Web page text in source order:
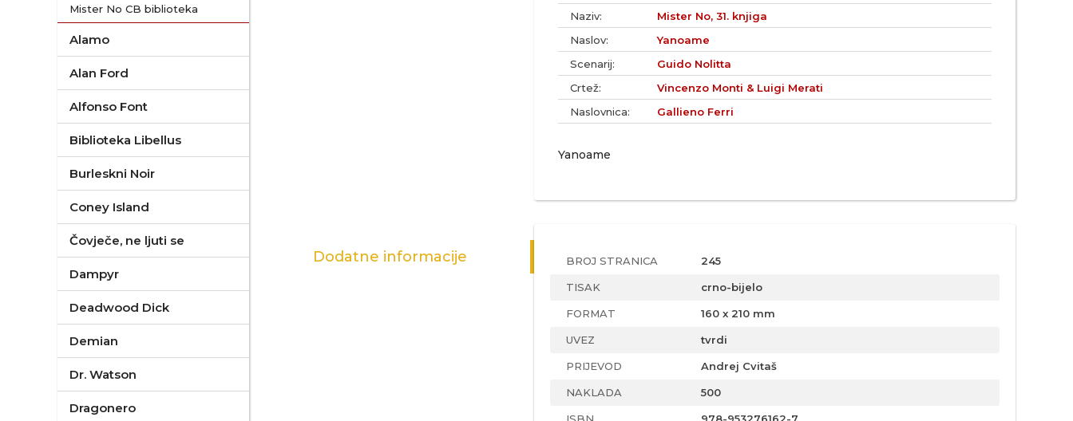
Mister No CB biblioteka
Alamo
Alan Ford
Alfonso Font
Biblioteka Libellus
Burleskni Noir
Coney Island
Čovječe, ne ljuti se
Dampyr
Deadwood Dick
Demian
Dr. Watson
Dragonero
Naziv:
Mister No, 31. knjiga
Naslov:
Yanoame
Scenarij:
Guido Nolitta
Crtež:
Vincenzo Monti & Luigi Merati
Naslovnica:
Gallieno Ferri
Yanoame
Dodatne informacije BROJ STRANICA 245
TISAK crno-bijelo
FORMAT 160 x 210 mm
UVEZ tvrdi
PRIJEVOD Andrej Cvitaš
NAKLADA 500